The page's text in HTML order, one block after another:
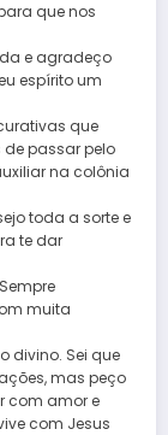
que nos
e agradeço
espírito um
que
passar pelo
na colônia
toda a sorte e
te dar
muita
divino. Sei que
mas peço
com amor e
com Jesus